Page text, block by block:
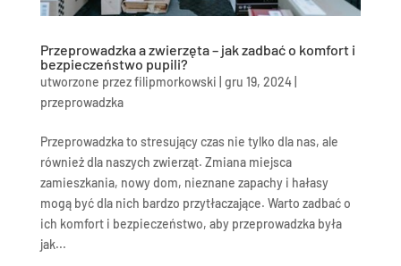
Przeprowadzka a zwierzęta – jak zadbać o komfort i
bezpieczeństwo pupili?
utworzone przezfilipmorkowski gru 19, 2024|
przeprowadzka
Przeprowadzka to stresujący czas nie tylko dla nas, ale
również dla naszych zwierząt. Zmiana miejsca
zamieszkania, nowy dom, nieznane zapachy i hałasy
mogą być dla nich bardzo przytłaczające. Warto zadbać o
ich komfort i bezpieczeństwo, aby przeprowadzka była
jak...